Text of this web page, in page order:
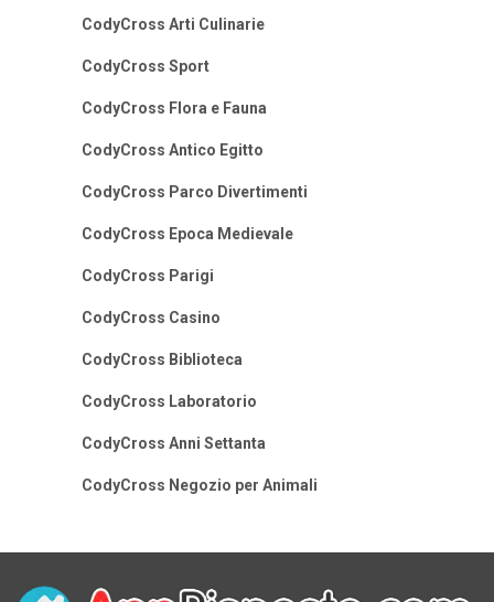
CodyCross Arti Culinarie
CodyCross Sport
CodyCross Flora e Fauna
CodyCross Antico Egitto
CodyCross Parco Divertimenti
CodyCross Epoca Medievale
CodyCross Parigi
CodyCross Casino
CodyCross Biblioteca
CodyCross Laboratorio
CodyCross Anni Settanta
CodyCross Negozio per Animali